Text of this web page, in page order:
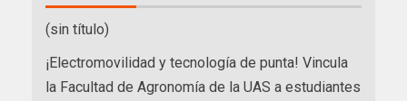
(sin título)
¡Electromovilidad y tecnología de punta! Vincula
la Facultad de Agronomía de la UAS a estudiantes